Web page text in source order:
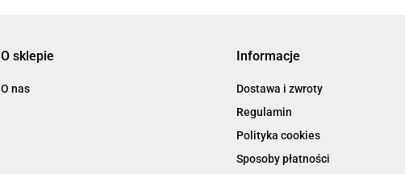
O sklepie
O nas
Informacje
Dostawa i zwroty
Regulamin
Polityka cookies
Sposoby płatności